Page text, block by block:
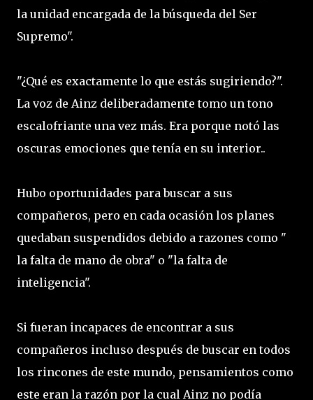
la unidad encargada de la búsqueda del Ser
Supremo".
"¿Qué es exactamente lo que estás sugiriendo?".
La voz de Ainz deliberadamente tomo un tono
escalofriante una vez más. Era porque notó las
oscuras emociones que tenía en su interior..
Hubo oportunidades para buscar a sus
compañeros, pero en cada ocasión los planes
quedaban suspendidos debido a razones como "
la falta de mano de obra" o "la falta de
inteligencia".
Si fueran incapaces de encontrar a sus
compañeros incluso después de buscar en todos
los rincones de este mundo, pensamientos como
este eran la razón por la cual Ainz no podía